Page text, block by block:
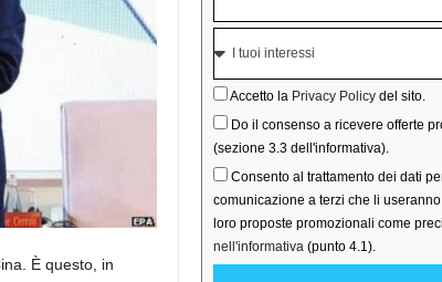
È questo, in
Accetto la Privacy Policydel sito.
Do il consenso a ricevere offerte
(sezione 3.3 dell'informativa).
Consento al trattamento dei dati
comunicazione a terzi che li
loro proposte promozionali come
nell'informativa(punto 4.1).